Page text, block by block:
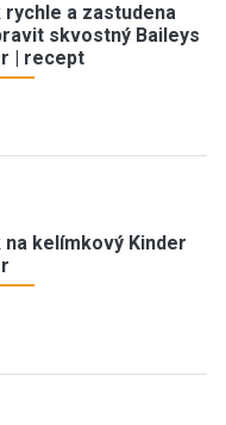
rychle a zastudena
skvostný Baileys
| recept
na kelímkový Kinder